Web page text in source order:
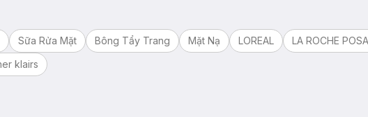
Sữa Rửa Mặt Bông Tẩy Trang Mặt Nạ LOREAL LA ROCHE
klairs